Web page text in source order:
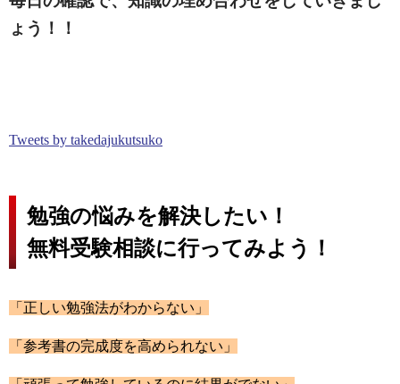
ょう！！
Tweets by takedajukutsuko
勉強の悩みを解決したい！
無料受験相談に行ってみよう！
「正しい勉強法がわからない」
「参考書の完成度を高められない」